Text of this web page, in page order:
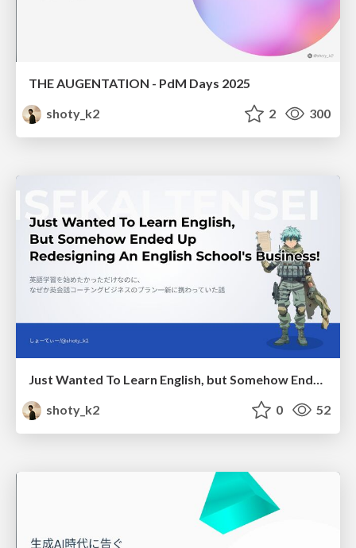
THE AUGENTATION - PdM Days 2025
shoty_k2
2 300
shoty_k2
0 52